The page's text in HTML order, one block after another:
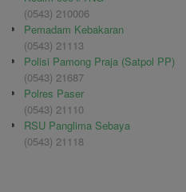
(0543) 210006
Pemadam Kebakaran
(0543) 21113
Polisi Pamong Praja (Satpol PP)
(0543) 21687
Polres Paser
(0543) 21110
RSU Panglima Sebaya
(0543) 21118